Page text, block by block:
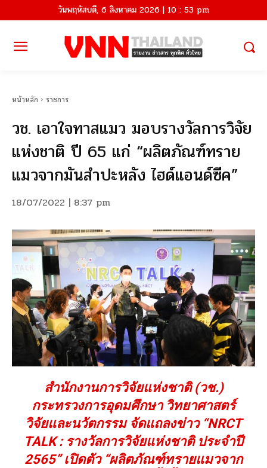
วันพฤหัสบดี, 6 สิงหาคม 2026 | 10 : 53 pm
หน้าหลัก ราชการ
วช. เอาใจทาสแมว มอบรางวัลการวิจัย
แห่งชาติ ปี 65 แก่ “ผลิตภัณฑ์ทราย
แมวจากมันสำปะหลัง ไฮด์แอนด์ซีค”
18/07/2022 | 8:37 pm
สำนักงานการวิจัยแห่งชาติ (วช.)
กระทรวงการอุดมศึกษา วิทยาศาสตร์
วิจัยและนวัตกรรม จัดแถลงข่าว “NRCT
TALK : รางวัลการวิจัยแห่งชาติ ประจำปี
2565” เปิดตัว “ผลิตภัณฑ์ทรายแมวจาก